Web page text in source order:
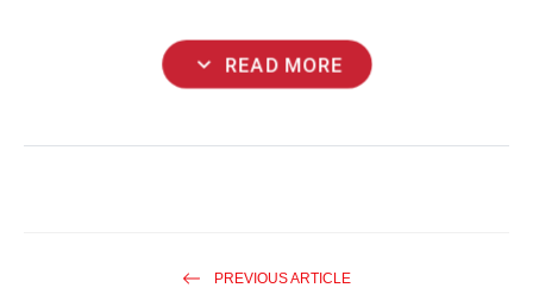
expand_more READ MORE
PREVIOUS ARTICLE